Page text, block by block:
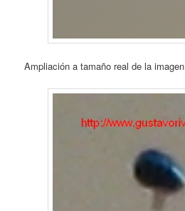
Ampliación a tamaño real de la imagen